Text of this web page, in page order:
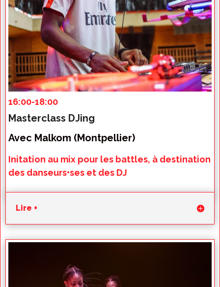
16:00-18:00
Masterclass DJing
Avec Malkom (Montpellier)
Initation au mix pour les battles, à destination
des danseurs•ses et des DJ
Lire +